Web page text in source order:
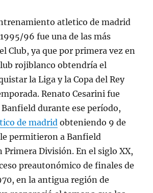
96 fue una de las más
Club, ya que por primera vez en
rojiblanco obtendría el
la Liga y la Copa del Rey
Renato Cesarini fue
durante ese período,
de madrid obteniendo 9 de
permitieron a Banfield
Primera División. En el siglo XX,
preautonómico de finales de
en la antigua región de